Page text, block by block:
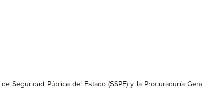
Seguridad Pública del Estado (SSPE) y la Procuraduría